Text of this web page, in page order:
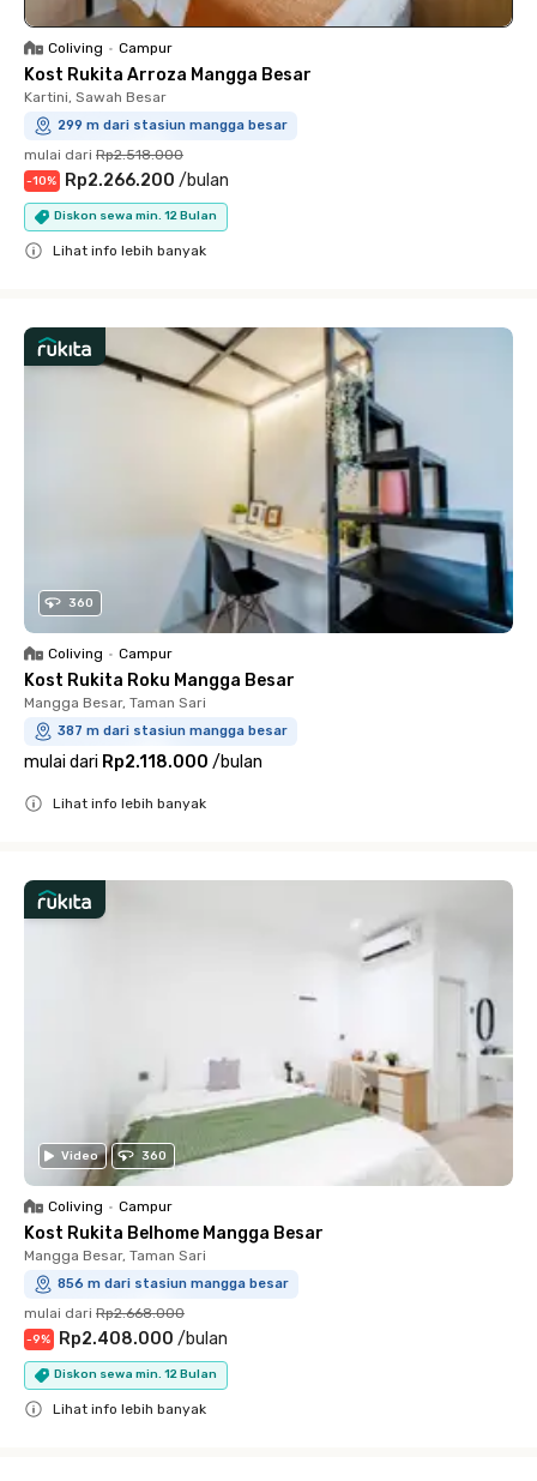
Coliving • Campur
Kost Rukita Arroza Mangga Besar
Kartini, Sawah Besar
299 m dari stasiun mangga besar
mulai dari Rp2.518.000
-10% Rp2.266.200 /bulan
Diskon sewa min. 12 Bulan
Lihat info lebih banyak
360
Coliving • Campur
Kost Rukita Roku Mangga Besar
Mangga Besar, Taman Sari
387 m dari stasiun mangga besar
mulai dari Rp2.118.000 /bulan
Lihat info lebih banyak
Video 360
Coliving • Campur
Kost Rukita Belhome Mangga Besar
Mangga Besar, Taman Sari
856 m dari stasiun mangga besar
mulai dari Rp2.668.000
-9% Rp2.408.000 /bulan
Diskon sewa min. 12 Bulan
Lihat info lebih banyak